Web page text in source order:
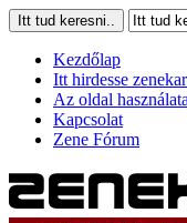
Kezdőlap
Itt hirdesse
Az oldal használata
Kapcsolat
Zene Fórum